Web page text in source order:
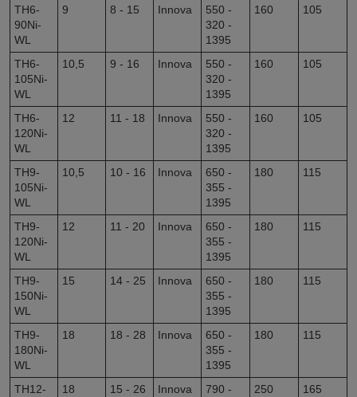
TH6-
90Ni-
WL
9 8 - 15 Innova
550 -
320 -
1395
160 105
TH6-
105Ni-
WL
10,5 9 - 16 Innova
550 -
320 -
1395
160 105
TH6-
120Ni-
WL
12 11 - 18 Innova
550 -
320 -
1395
160 105
TH9-
105Ni-
WL
10,5 10 - 16 Innova
650 -
355 -
1395
180 115
TH9-
120Ni-
WL
12 11 - 20 Innova
650 -
355 -
1395
180 115
TH9-
150Ni-
WL
15 14 - 25 Innova
650 -
355 -
1395
180 115
TH9-
180Ni-
WL
18 18 - 28 Innova
650 -
355 -
1395
180 115
TH12-
18 15 - 26 Innova
790 -
250 165